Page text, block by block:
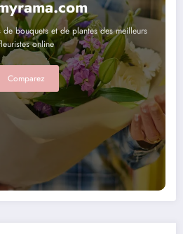
bouquets et de plantes des meilleurs
online
Comparez